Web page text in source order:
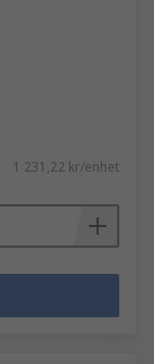
1 231,22 kr/enhet